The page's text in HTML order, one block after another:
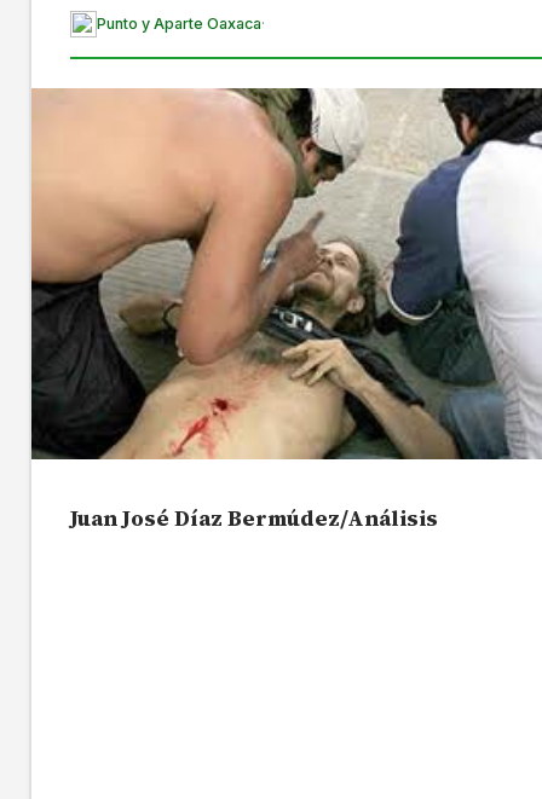
Punto y Aparte Oaxaca·
Juan José Díaz Bermúdez/Análisis